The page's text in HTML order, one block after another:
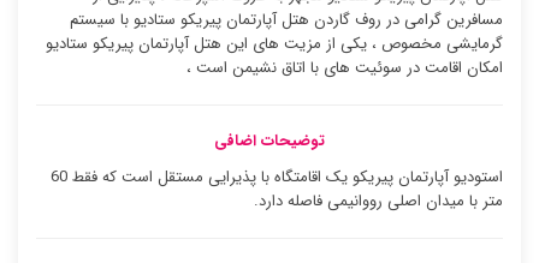
مسافرین گرامی در روف گاردن هتل آپارتمان پیریکو ستادیو با سیستم
گرمایشی مخصوص ، یکی از مزیت های این هتل آپارتمان پیریکو ستادیو
امکان اقامت در سوئیت ‌های با اتاق نشیمن است ،
توضیحات اضافی
استودیو آپارتمان پیریکو یک اقامتگاه با پذیرایی مستقل است که فقط 60
متر با میدان اصلی رووانیمی فاصله دارد.